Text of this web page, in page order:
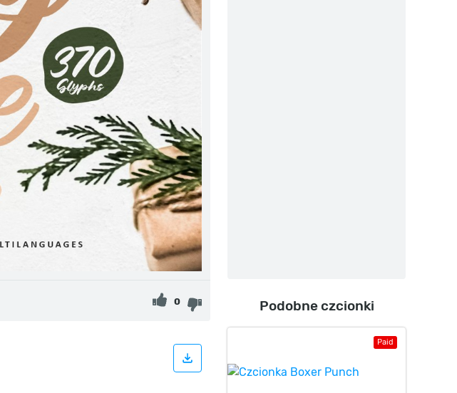
0 Podobne czcionki
Paid